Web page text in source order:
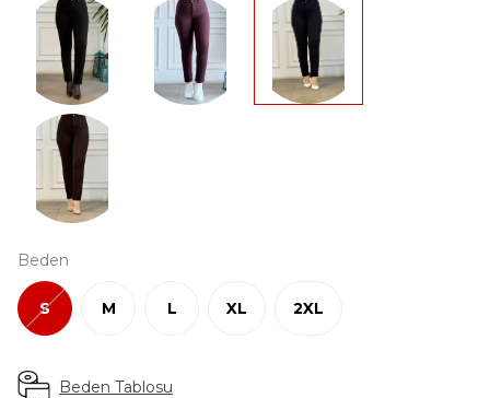
Beden
S M L XL 2XL
Beden Tablosu